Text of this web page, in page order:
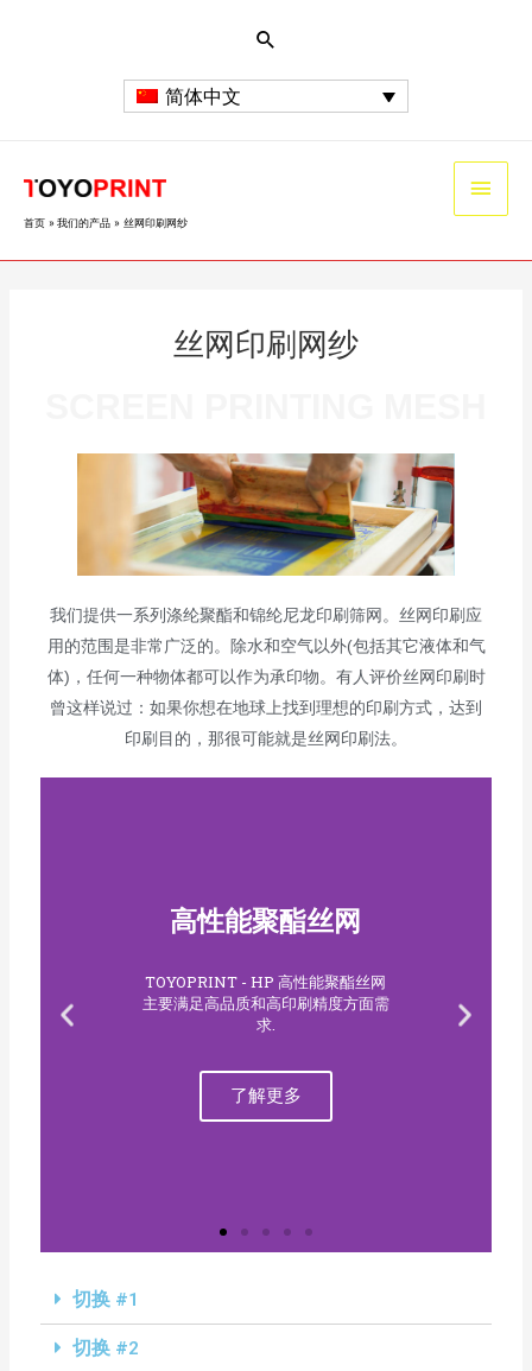
简体中文
首页 我们的产品 丝网印刷网纱
丝网印刷网纱
我们提供一系列涤纶聚酯和锦纶尼龙印刷筛网。丝网印刷应
用的范围是非常广泛的。除水和空气以外(包括其它液体和气
体)，任何一种物体都可以作为承印物。有人评价丝网印刷时
曾这样说过：如果你想在地球上找到理想的印刷方式，达到
印刷目的，那很可能就是丝网印刷法。
高性能聚酯丝网
TOYOPRINT - HP 高性能聚酯丝网
主要满足高品质和高印刷精度方面需
求.
了解更多
切换 #1
切换 #2